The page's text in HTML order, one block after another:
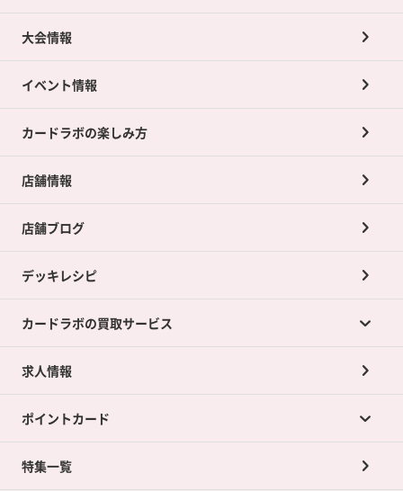
大会情報
イベント情報
カードラボの楽しみ方
店舗情報
店舗ブログ
デッキレシピ
カードラボの買取サービス
カードラボの買取サービスTOP
店舗買取について
ネット買取について
求人情報
ポイントカード
ポイントカードTOP
特集一覧